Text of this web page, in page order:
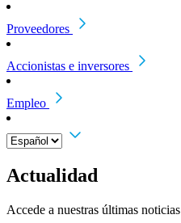
Proveedores
Accionistas e inversores
Empleo
Actualidad
Accede a nuestras últimas noticias